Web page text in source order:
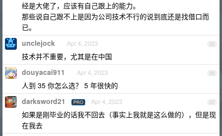
经是大佬了，应该有自己跟上的能力。
那些说自己跟不上是因为公司技术不行的说到底还是找借口而
已。
25
unclejock Apr 4, 2023
技术并不重要，尤其是在中国
26
douyacai911 Apr 4, 2023
人到 35 你怎么选？ 5 年很快的
27
darksword21 PRO Apr 4, 2023
如果是刚毕业的话我不回去（事实上我就是这么做的），但是现
在我去